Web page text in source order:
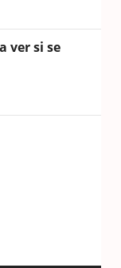
ver si se